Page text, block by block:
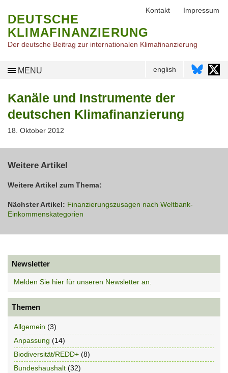
DEUTSCHE
KLIMAFINANZIERUNG
Der deutsche Beitrag zur internationalen Klimafinanzierung
MENU english
Kanäle und Instrumente der
deutschen Klimafinanzierung
18. Oktober 2012
Weitere Artikel
Weitere Artikel zum Thema:
Nächster Artikel: Finanzierungszusagen nach Weltbank-
Einkommenskategorien
Newsletter
Melden Sie hier für unseren Newsletter an.
Themen
Allgemein (3)
Anpassung (14)
Biodiversität/REDD+ (8)
Bundeshaushalt (32)
Kontakt Impressum